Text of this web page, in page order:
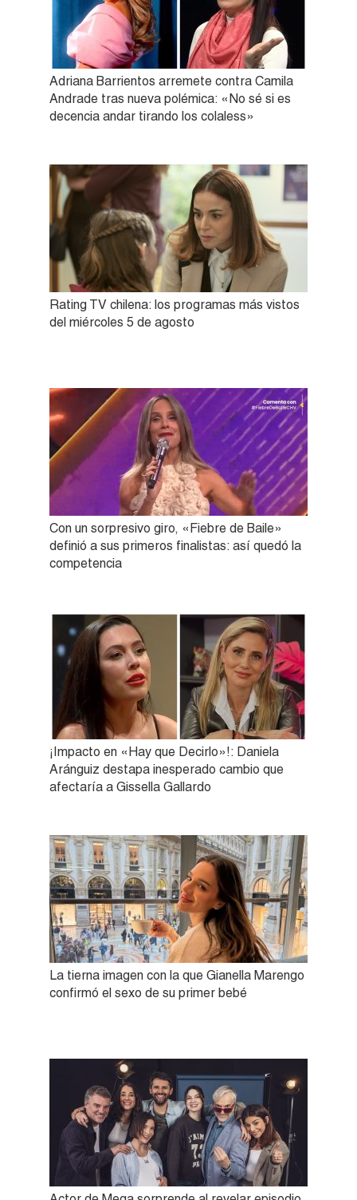
Adriana Barrientos arremete contra Camila
Andrade tras nueva polémica: «No sé si es
decencia andar tirando los colaless»
Rating TV chilena: los programas más vistos
del miércoles 5 de agosto
Con un sorpresivo giro, «Fiebre de Baile»
definió a sus primeros finalistas: así quedó la
competencia
¡Impacto en «Hay que Decirlo»!: Daniela
Aránguiz destapa inesperado cambio que
afectaría a Gissella Gallardo
La tierna imagen con la que Gianella Marengo
confirmó el sexo de su primer bebé